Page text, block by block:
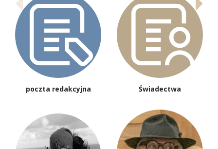
poczta redakcyjna Świadectwa